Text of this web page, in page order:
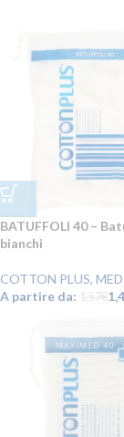
BATUFFOLI 40 –
bianchi
COTTON PLUS,
A partire da: 1,57€